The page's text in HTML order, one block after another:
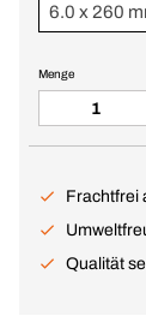
6.0 x 260
Menge
Frachtfrei
Qualität